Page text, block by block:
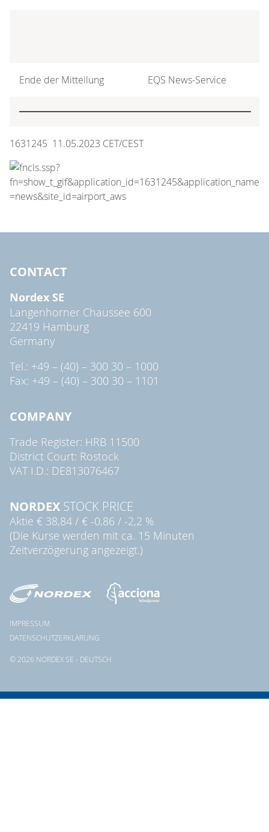
Ende der Mitteilung EQS News-Service
1631245 11.05.2023 CET/CEST
CONTACT
Nordex SE
Langenhorner Chaussee 600
22419 Hamburg
Germany
Tel.: +49 – (40) – 300 30 – 1000
Fax: +49 – (40) – 300 30 – 1101
COMPANY
Trade Register: HRB 11500
District Court: Rostock
VAT I.D.: DE813076467
NORDEX STOCK PRICE
Aktie € 38,84 / € -0,86 / -2,2 %
(Die Kurse werden mit ca. 15 Minuten
Zeitverzögerung angezeigt.)
© 2026 NORDEX SE - DEUTSCH
IMPRESSUM
DATENSCHUTZERKLÄRUNG